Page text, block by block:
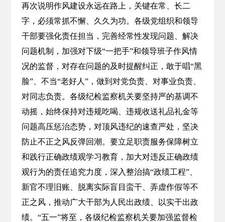
再次说明作风建设永远在路上，关键在常、长二
字，必须常抓不懈、久久为功。各级党组织和领导
干部要强化责任担当，完善经常性发现问题、解决
问题机制，加强对下级“一把手”和领导班子作风情
况的监督，对存在问题的及时提醒纠正，敢于唱“黑
脸”、不当“老好人”，做到对党负责、对事业负责、
对同志负责。各级纪检监察机关要坚持严的基调不
动摇，始终保持对违规吃喝、违规收送礼品礼金等
问题高压惩治态势，对顶风违纪的速查严处，坚决
防止不正之风反弹回潮。要立足职责服务保障树立
和践行正确政绩观学习教育，加大对违反正确政绩
观行为的责任追究力度，深入整治搞“政绩工程”、
新官不理旧账、脱离实际盲目蛮干、弄虚作假等不
正之风，推动广大干部为人民出政绩、以实干出政
绩。“五一”将至，各级纪检监察机关要加强监督检